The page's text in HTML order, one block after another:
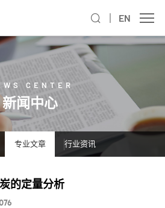
EN
CENTER
新闻中心
专业文章 行业资讯
的定量分析